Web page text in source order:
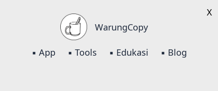
WarungCopy
▪️ App ▪️ Tools ▪️ Edukasi ▪️ Blog
X